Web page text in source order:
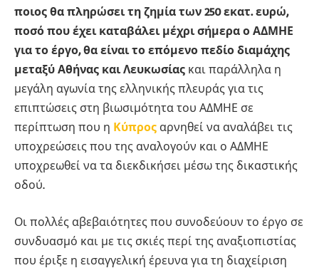
ποιος θα πληρώσει τη ζημία των 250 εκατ. ευρώ,
ποσό που έχει καταβάλει μέχρι σήμερα ο ΑΔΜΗΕ
για το έργο, θα είναι το επόμενο πεδίο διαμάχης
μεταξύ Αθήνας και Λευκωσίας και παράλληλα η
μεγάλη αγωνία της ελληνικής πλευράς για τις
επιπτώσεις στη βιωσιμότητα του ΑΔΜΗΕ σε
περίπτωση που η Κύπρος αρνηθεί να αναλάβει τις
υποχρεώσεις που της αναλογούν και ο ΑΔΜΗΕ
υποχρεωθεί να τα διεκδικήσει μέσω της δικαστικής
οδού.
Οι πολλές αβεβαιότητες που συνοδεύουν το έργο σε
συνδυασμό και με τις σκιές περί της αναξιοπιστίας
που έριξε η εισαγγελική έρευνα για τη διαχείριση